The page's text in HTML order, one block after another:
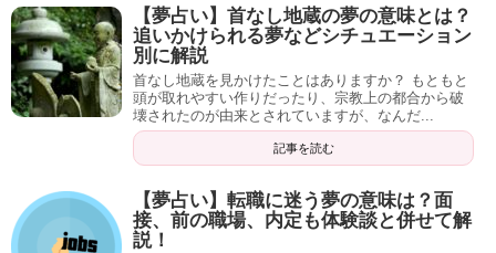
関連記事 【夢占い】ドアの鍵が開けられる・壊される夢の意味とは？体験談を交えて解説
関連記事 【夢占い】キッチンで洗い物をしている夢の意味とは？火にかけたり掃除する意味も合わせて解説！
【夢占い】首なし地蔵の夢の意味とは？
追いかけられる夢などシチュエーション
別に解説
首なし地蔵を見かけたことはありますか？ もともと
頭が取れやすい作りだったり、宗教上の都合から破
壊されたのが由来とされていますが、なんだ...
記事を読む
【夢占い】転職に迷う夢の意味は？面
接、前の職場、内定も体験談と併せて解
説！